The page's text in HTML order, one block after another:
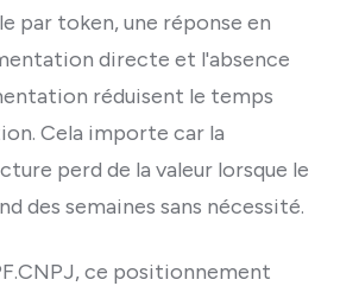
par token, une réponse en
directe et l'absence
réduisent le temps
Cela importe car la
perd de la valeur lorsque le
des semaines sans nécessité.
ce positionnement